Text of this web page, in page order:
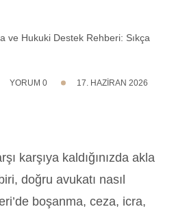
YORUM 0 17. HAZIRAN 2026
karşıya kaldığınızda akla
doğru avukatı nasıl
boşanma, ceza, icra,